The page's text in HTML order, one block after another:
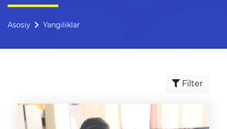
Boshqarma tuzilmasi
Xalqaro aloqalar
Asosiy Yangiliklar
Filter